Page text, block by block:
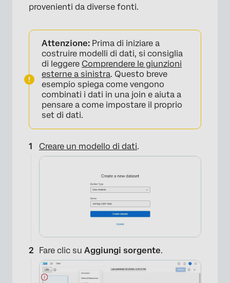
provenienti da diverse fonti.
Attenzione: Prima di iniziare a
costruire modelli di dati, si consiglia
di leggere Comprendere le giunzioni
esterne a sinistra. Questo breve
esempio spiega come vengono
combinati i dati in una join e aiuta a
pensare a come impostare il proprio
set di dati.
Creare un modello di dati.
Fare clic su Aggiungi sorgente.